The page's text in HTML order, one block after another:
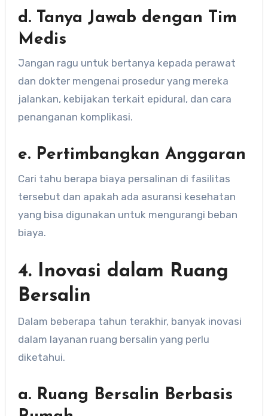
d. Tanya Jawab dengan Tim
Medis
Jangan ragu untuk bertanya kepada perawat
dan dokter mengenai prosedur yang mereka
jalankan, kebijakan terkait epidural, dan cara
penanganan komplikasi.
e. Pertimbangkan Anggaran
Cari tahu berapa biaya persalinan di fasilitas
tersebut dan apakah ada asuransi kesehatan
yang bisa digunakan untuk mengurangi beban
biaya.
4. Inovasi dalam Ruang
Bersalin
Dalam beberapa tahun terakhir, banyak inovasi
dalam layanan ruang bersalin yang perlu
diketahui.
a. Ruang Bersalin Berbasis